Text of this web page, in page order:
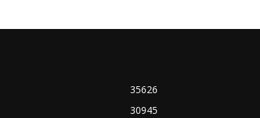
35626
30945